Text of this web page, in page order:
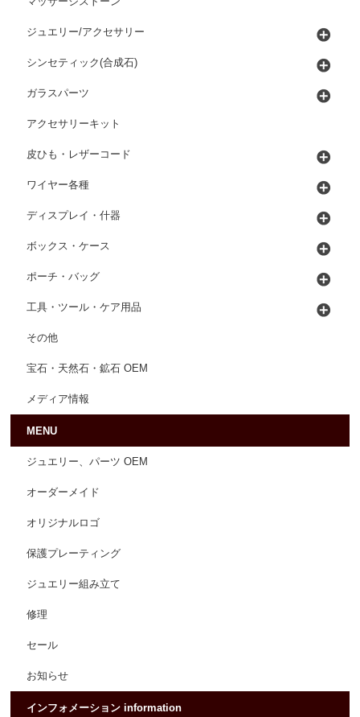
ジュエリー/アクセサリー
シンセティック(合成石)
ガラスパーツ
アクセサリーキット
皮ひも・レザーコード
ワイヤー各種
ディスプレイ・什器
ボックス・ケース
ポーチ・バッグ
工具・ツール・ケア用品
その他
宝石・天然石・鉱石 OEM
メディア情報
MENU
ジュエリー、パーツ OEM
オーダーメイド
オリジナルロゴ
保護プレーティング
ジュエリー組み立て
修理
セール
お知らせ
インフォメーション information